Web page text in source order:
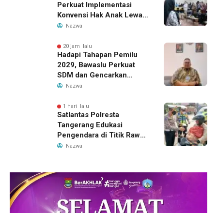
Perkuat Implementasi
Konvensi Hak Anak Lewat
Pelatihan Berbasis Budaya
Nazwa
20 jam lalu
Hadapi Tahapan Pemilu
2029, Bawaslu Perkuat
SDM dan Gencarkan
Pendidikan Demokrasi
Nazwa
1 hari lalu
Satlantas Polresta
Tangerang Edukasi
Pengendara di Titik Rawan
Kecelakaan Lewat
Nazwa